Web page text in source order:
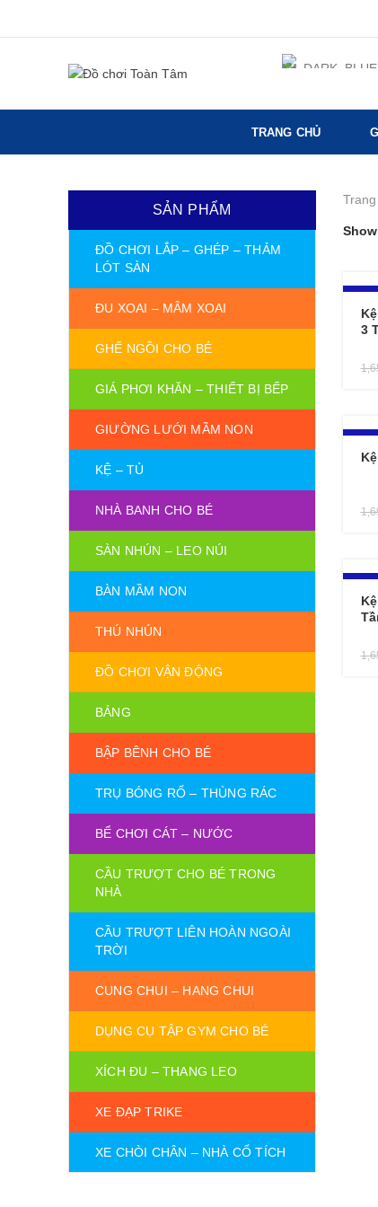
TRANG CHỦ
Show
3
SẢN PHẨM
ĐỒ CHƠI LẮP – GHÉP – THẢM
LÓT SÀN
ĐU XOAI – MÂM XOAI
GHẾ NGỒI CHO BÉ
GIÁ PHƠI KHĂN – THIẾT BỊ BẾP
GIƯỜNG LƯỚI MẦM NON
KỆ – TỦ
NHÀ BANH CHO BÉ
SÀN NHÚN – LEO NÚI
BÀN MẦM NON
THÚ NHÚN
ĐỒ CHƠI VẬN ĐỘNG
BẢNG
BẬP BÊNH CHO BÉ
TRỤ BÓNG RỔ – THÙNG RÁC
BỂ CHƠI CÁT – NƯỚC
CẦU TRƯỢT CHO BÉ TRONG
NHÀ
CẦU TRƯỢT LIÊN HOÀN NGOÀI
TRỜI
CUNG CHUI – HANG CHUI
DỤNG CỤ TẬP GYM CHO BÉ
XÍCH ĐU – THANG LEO
XE ĐẠP TRIKE
XE CHÒI CHÂN – NHÀ CỔ TÍCH